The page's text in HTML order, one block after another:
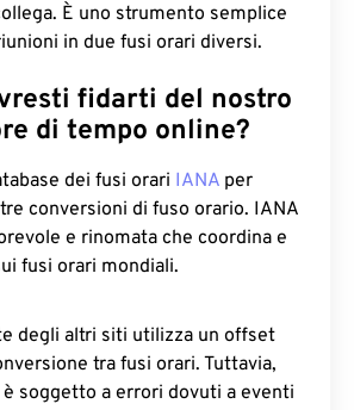
È uno strumento semplice
in due fusi orari diversi.
fidarti del nostro
di tempo online?
dei fusi orari IANA per
conversioni di fuso orario. IANA
e rinomata che coordina e
fusi orari mondiali.
degli altri siti utilizza un offset
tra fusi orari. Tuttavia,
soggetto a errori dovuti a eventi